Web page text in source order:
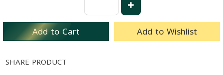
Add to Cart Add to Wishlist
SHARE PRODUCT